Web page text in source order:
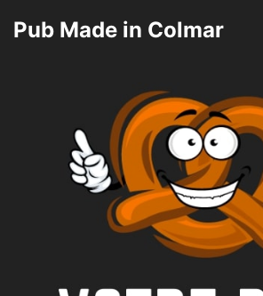
Pub Made in Colmar